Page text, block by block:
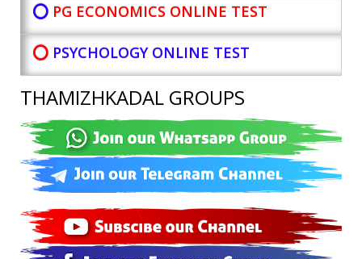
⭕ PG ECONOMICS ONLINE TEST
⭕ PSYCHOLOGY ONLINE TEST
THAMIZHKADAL GROUPS